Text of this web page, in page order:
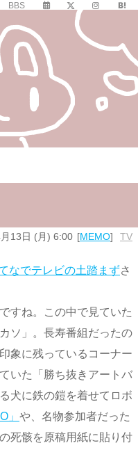
BBS
13日 (月) 6:00 MEMO TV
なでテレビの土踏まずさ
すね。この中で見ていた
ソ」。長寿番組だったの
象に残っているコーナー
いた「勝ち抜きアートバ
犬に鉄の鎧を着せてロボ
」 や、名物参加者だった
死骸を原稿用紙に貼り付